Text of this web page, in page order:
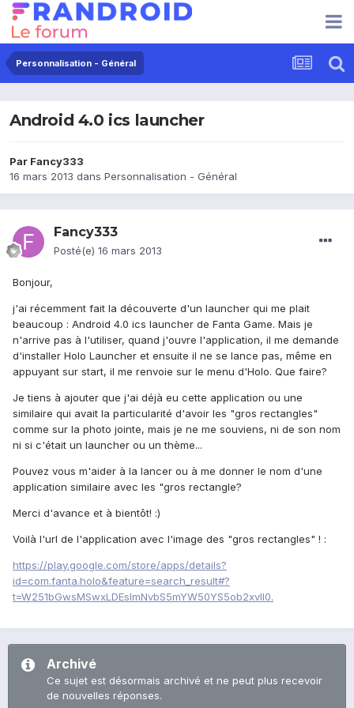
Personnalisation - Général
Android 4.0 ics launcher
Par Fancy333
16 mars 2013 dans Personnalisation - Général
Fancy333
Posté(e) 16 mars 2013
Bonjour,
j'ai récemment fait la découverte d'un launcher qui me plait
beaucoup : Android 4.0 ics launcher de Fanta Game. Mais je
n'arrive pas à l'utiliser, quand j'ouvre l'application, il me demande
d'installer Holo Launcher et ensuite il ne se lance pas, même en
appuyant sur start, il me renvoie sur le menu d'Holo. Que faire?
Je tiens à ajouter que j'ai déjà eu cette application ou une
similaire qui avait la particularité d'avoir les "gros rectangles"
comme sur la photo jointe, mais je ne me souviens, ni de son nom
ni si c'était un launcher ou un thème...
Pouvez vous m'aider à la lancer ou à me donner le nom d'une
application similaire avec les "gros rectangle?
Merci d'avance et à bientôt! :)
Voilà l'url de l'application avec l'image des "gros rectangles" ! :
https://play.google.com/store/apps/details?
id=com.fanta.holo&feature=search_result#?
t=W251bGwsMSwxLDEsImNvbS5mYW50YS5ob2xvIl0.
Archivé
Ce sujet est désormais archivé et ne peut plus recevoir
de nouvelles réponses.